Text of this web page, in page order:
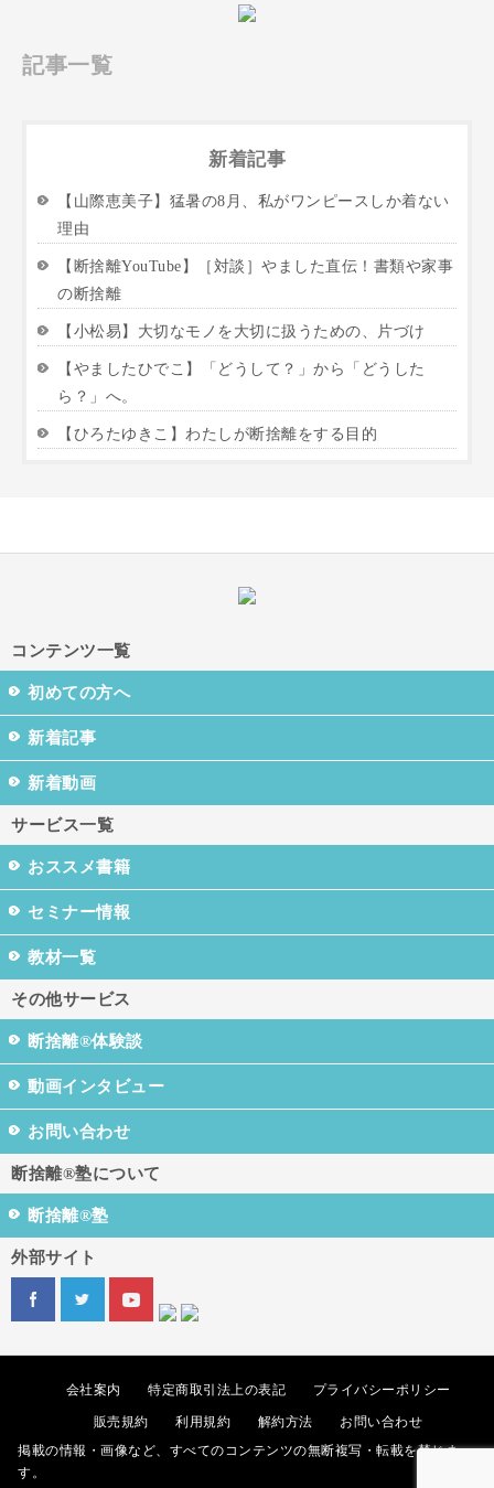
記事一覧
新着記事
【山際恵美子】猛暑の8月、私がワンピースしか着ない
理由
【断捨離YouTube】［対談］やました直伝！書類や家事
の断捨離
【小松易】大切なモノを大切に扱うための、片づけ
【やましたひでこ】「どうして？」から「どうした
ら？」へ。
【ひろたゆきこ】わたしが断捨離をする目的
コンテンツ一覧
初めての方へ
新着記事
新着動画
サービス一覧
おススメ書籍
セミナー情報
教材一覧
その他サービス
断捨離®体験談
動画インタビュー
お問い合わせ
断捨離®塾について
断捨離®塾
外部サイト
会社案内 特定商取引法上の表記 プライバシーポリシー
販売規約 利用規約 解約方法
お問い合わせ
掲載の情報・画像など、すべてのコンテンツの無断複写・転載を禁じま
す。